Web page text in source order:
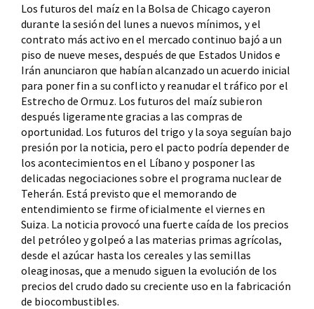
Los futuros del maíz en la Bolsa de Chicago cayeron
durante la sesión del lunes a nuevos mínimos, y el
contrato más activo en el mercado continuo bajó a un
piso de nueve meses, después de que Estados Unidos e
Irán anunciaron que habían alcanzado un acuerdo inicial
para poner fin a su conflicto y reanudar el tráfico por el
Estrecho de Ormuz. Los futuros del maíz subieron
después ligeramente gracias a las compras de
oportunidad. Los futuros del trigo y la soya seguían bajo
presión por la noticia, pero el pacto podría depender de
los acontecimientos en el Líbano y posponer las
delicadas negociaciones sobre el programa nuclear de
Teherán. Está previsto que el memorando de
entendimiento se firme oficialmente el viernes en
Suiza. La noticia provocó una fuerte caída de los precios
del petróleo y golpeó a las materias primas agrícolas,
desde el azúcar hasta los cereales y las semillas
oleaginosas, que a menudo siguen la evolución de los
precios del crudo dado su creciente uso en la fabricación
de biocombustibles.